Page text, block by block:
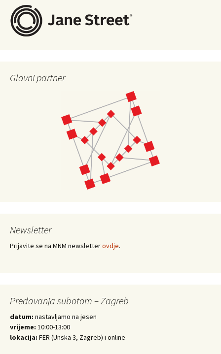
Glavni partner
Newsletter
Prijavite se na MNM newsletterovdje.
Predavanja subotom – Zagreb
datum: nastavljamo na jesen
vrijeme: 10:00-13:00
lokacija: FER (Unska 3, Zagreb) i online